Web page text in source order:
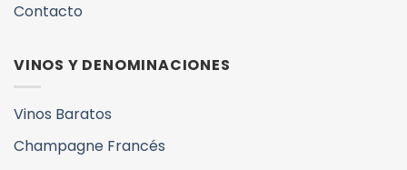
Contacto
VINOS Y DENOMINACIONES
Vinos Baratos
Champagne Francés